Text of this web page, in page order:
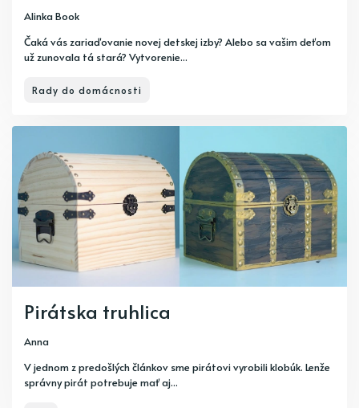
Alinka Book
Čaká vás zariaďovanie novej detskej izby? Alebo sa vašim deťom
už zunovala tá stará? Vytvorenie...
Rady do domácnosti
Pirátska truhlica
Anna
V jednom z predošlých článkov sme pirátovi vyrobili klobúk. Lenže
správny pirát potrebuje mať aj...